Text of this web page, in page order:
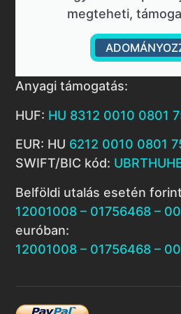
megteheti,
Anyagi támogatás:
HUF: HU 8312 0010 0801
EUR: HU 6212 0010 0801
SWIFT/BIC kód:
Belföldi utalás esetén
12001008 – 01756468 –
euróban:
12001008 – 01756468 –